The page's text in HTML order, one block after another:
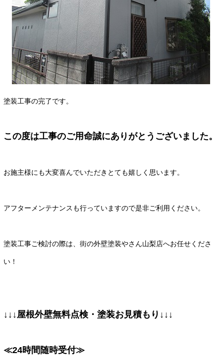
塗装工事の完了です。
この度は工事のご用命誠にありがとうございました。
お施主様にも大変喜んでいただきとても嬉しく思います。
アフターメンテナンスも行っていますので是非ご利用ください。
塗装工事ご検討の際は、街の外壁塗装やさん山梨店へお任せくださ
い！
↓↓↓屋根外壁無料点検・塗装お見積もり↓↓↓
≪24時間随時受付≫